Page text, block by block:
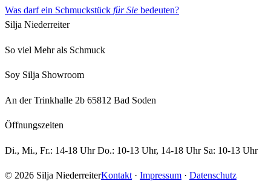
Was darf ein Schmuckstück für Sie bedeuten?
Silja Niederreiter
So viel Mehr als Schmuck
Soy Silja Showroom
An der Trinkhalle 2b 65812 Bad Soden
Öffnungszeiten
Di., Mi., Fr.: 14-18 Uhr Do.: 10-13 Uhr, 14-18 Uhr Sa: 10-13 Uhr
© 2026 Silja NiederreiterKontakt · Impressum · Datenschutz